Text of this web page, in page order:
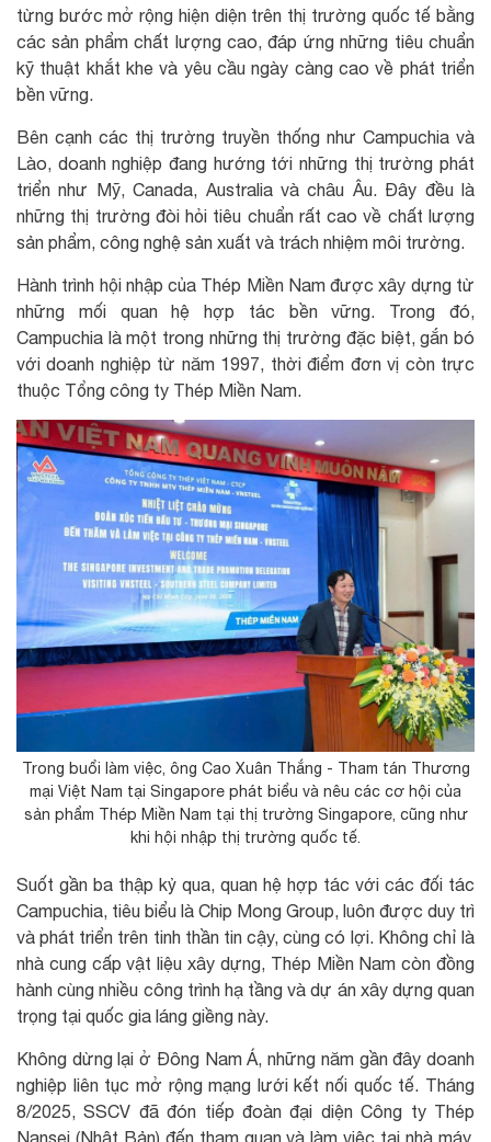
từng bước mở rộng hiện diện trên thị trường quốc tế bằng
các sản phẩm chất lượng cao, đáp ứng những tiêu chuẩn
kỹ thuật khắt khe và yêu cầu ngày càng cao về phát triển
bền vững.
Bên cạnh các thị trường truyền thống như Campuchia và
Lào, doanh nghiệp đang hướng tới những thị trường phát
triển như Mỹ, Canada, Australia và châu Âu. Đây đều là
những thị trường đòi hỏi tiêu chuẩn rất cao về chất lượng
sản phẩm, công nghệ sản xuất và trách nhiệm môi trường.
Hành trình hội nhập của Thép Miền Nam được xây dựng từ
những mối quan hệ hợp tác bền vững. Trong đó,
Campuchia là một trong những thị trường đặc biệt, gắn bó
với doanh nghiệp từ năm 1997, thời điểm đơn vị còn trực
thuộc Tổng công ty Thép Miền Nam.
Trong buổi làm việc, ông Cao Xuân Thắng - Tham tán Thương
mại Việt Nam tại Singapore phát biểu và nêu các cơ hội của
sản phẩm Thép Miền Nam tại thị trường Singapore, cũng như
khi hội nhập thị trường quốc tế.
Suốt gần ba thập kỷ qua, quan hệ hợp tác với các đối tác
Campuchia, tiêu biểu là Chip Mong Group, luôn được duy trì
và phát triển trên tinh thần tin cậy, cùng có lợi. Không chỉ là
nhà cung cấp vật liệu xây dựng, Thép Miền Nam còn đồng
hành cùng nhiều công trình hạ tầng và dự án xây dựng quan
trọng tại quốc gia láng giềng này.
Không dừng lại ở Đông Nam Á, những năm gần đây doanh
nghiệp liên tục mở rộng mạng lưới kết nối quốc tế. Tháng
8/2025, SSCV đã đón tiếp đoàn đại diện Công ty Thép
Nansei (Nhật Bản) đến tham quan và làm việc tại nhà máy.